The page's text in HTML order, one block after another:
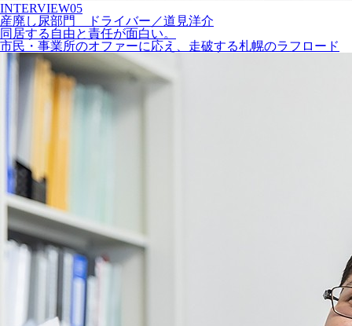
INTERVIEW05
産廃し尿部門
ドライバー ／道見洋介
同居する自由と責任が面白い。
市民・事業所のオファーに応え、走破する札幌のラフロード